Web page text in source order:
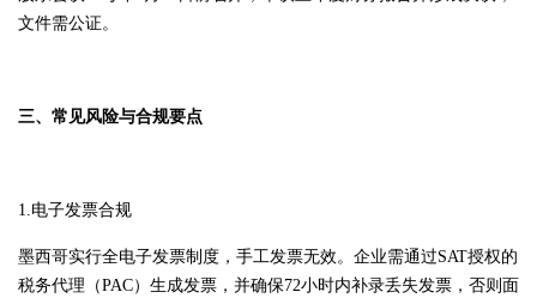
文件需公证。
三、常见风险与合规要点
1.电子发票合规
墨西哥实行全电子发票制度，手工发票无效。企业需通过SAT授权的
税务代理（PAC）生成发票，并确保72小时内补录丢失发票，否则面